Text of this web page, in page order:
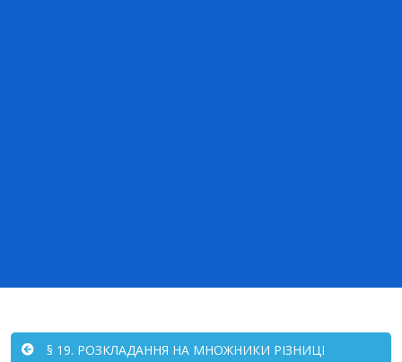
§ 19. РОЗКЛАДАННЯ НА МНОЖНИКИ РІЗНИЦІ